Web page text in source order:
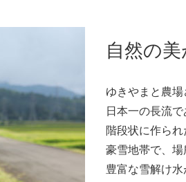
自然の
ゆきやまと農場
日本一の長流
階段状に作ら
豪雪地帯で、場
豊富な雪解け